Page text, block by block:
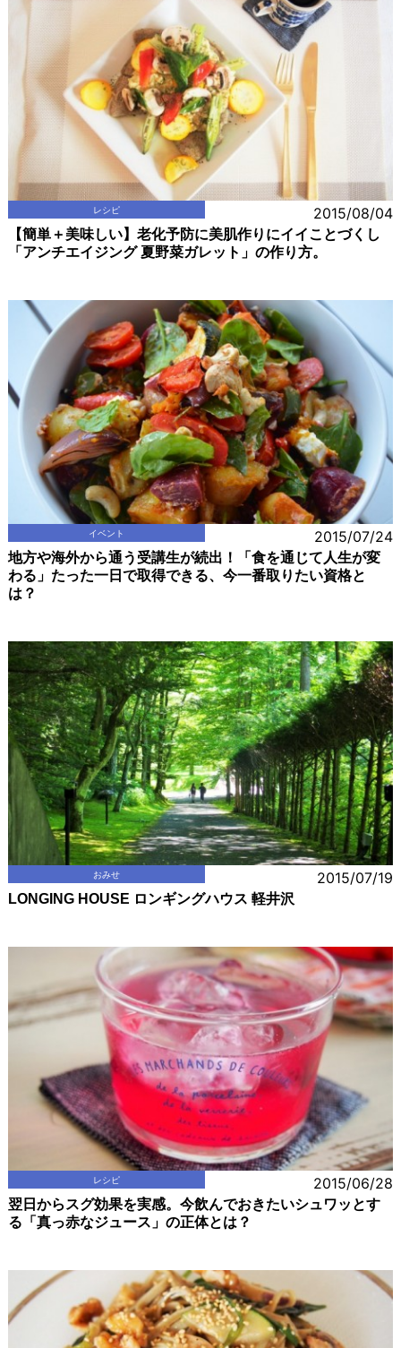
レシピ 2015/08/04
【簡単＋美味しい】老化予防に美肌作りにイイことづくし
「アンチエイジング 夏野菜ガレット」の作り方。
イベント 2015/07/24
地方や海外から通う受講生が続出！「食を通じて人生が変
わる」たった一日で取得できる、今一番取りたい資格と
は？
おみせ 2015/07/19
LONGING HOUSE ロンギングハウス 軽井沢
レシピ 2015/06/28
翌日からスグ効果を実感。今飲んでおきたいシュワッとす
る「真っ赤なジュース」の正体とは？